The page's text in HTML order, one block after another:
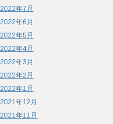
2022年7月
2022年6月
2022年5月
2022年4月
2022年3月
2022年2月
2022年1月
2021年12月
2021年11月